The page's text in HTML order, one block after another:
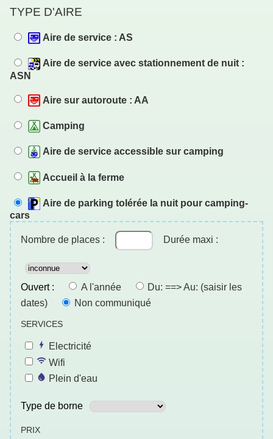
TYPE D'AIRE
Aire de service : AS
Aire de service avec stationnement de nuit :
ASN
Aire sur autoroute : AA
Camping
Aire de service accessible sur camping
Accueil à la ferme
Aire de parking tolérée la nuit pour camping-
cars
Nombre de places : Durée maxi :
Ouvert : A l'année
Du: ==> Au: (saisir les
dates)
Non communiqué
SERVICES
Electricité
Wifi
Plein d'eau
Type de borne
PRIX